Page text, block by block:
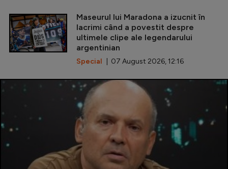
Maseurul lui Maradona a izucnit în
lacrimi când a povestit despre
ultimele clipe ale legendarului
argentinian
Special | 07 August 2026, 12:16